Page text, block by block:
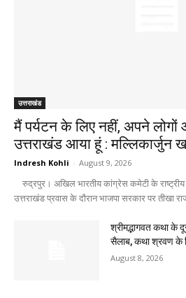
उत्तराखंड
मैं पर्यटन के लिए नहीं, अपने
उत्तराखंड आया हूं : मल्लिकार्जुन
Indresh Kohli - August 9, 2026
रुद्रपुर। अखिल भारतीय कांग्रेस कमेटी के
उत्तराखंड प्रवास के दौरान भाजपा सरकार पर तीखा
श्रीमद्भागवत कथा के
सैलाब, कथा श्रवण के
August 8, 2026